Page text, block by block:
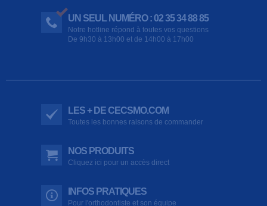
UN SEUL NUMÉRO : 02 35 34 88 85
Notre hotline répond à toutes vos questions
De 9h30 à 13h00 et de 14h00 à 17h00
LES + DE CECSMO.COM
Toutes les bonnes raisons de commander
NOS PRODUITS
Cliquez ici pour un accès direct
INFOS PRATIQUES
Pour l'orthodontiste et son équipe